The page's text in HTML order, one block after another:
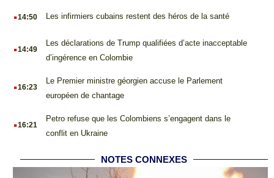
.14:50 Les infirmiers cubains restent des héros de la santé
.14:49
Les déclarations de Trump qualifiées d’acte inacceptable
d’ingérence en Colombie
.16:23
Le Premier ministre géorgien accuse le Parlement
européen de chantage
.16:21
Petro refuse que les Colombiens s’engagent dans le
conflit en Ukraine
NOTES CONNEXES